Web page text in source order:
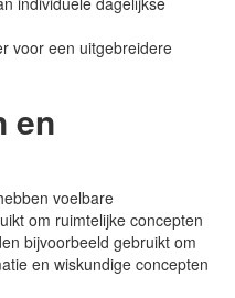
voor een uitgebreidere
en
voelbare
om ruimtelijke concepten
bijvoorbeeld gebruikt om
en wiskundige concepten